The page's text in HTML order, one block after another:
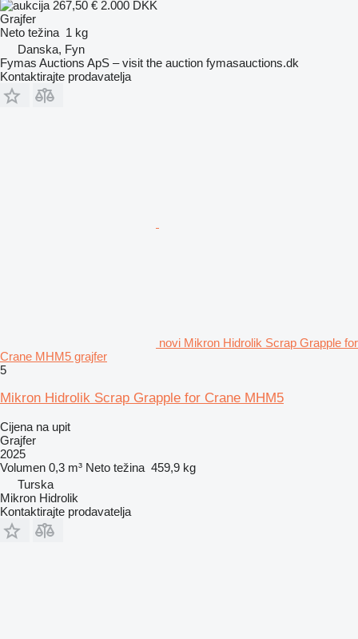
267,50 € 2.000 DKK
Grajfer
Neto težina 1 kg
Danska, Fyn
Fymas Auctions ApS – visit the auction fymasauctions.dk
Kontaktirajte prodavatelja
novi Mikron Hidrolik Scrap Grapple for
Crane MHM5 grajfer
5
Mikron Hidrolik Scrap Grapple for Crane MHM5
Cijena na upit
Grajfer
2025
Volumen 0,3 m³ Neto težina 459,9 kg
Turska
Mikron Hidrolik
Kontaktirajte prodavatelja